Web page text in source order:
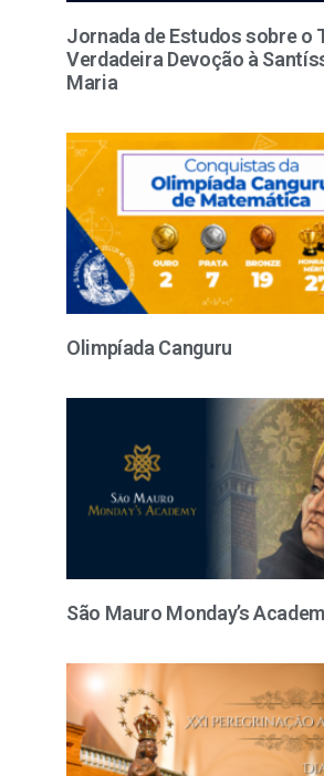
Jornada de Estudos sobre o
Verdadeira Devoção à
Maria
Olimpíada Canguru
São Mauro Monday’s